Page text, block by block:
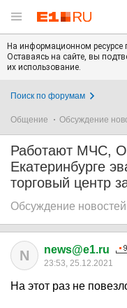
На информационном
Оставаясь на сайте, вы
их использование.
Поиск по форумам
Общение Обсуждение
Работают МЧС,
Екатеринбурге
торговый центр
Обсуждение новостей
N news@e1.ru
23:53, 25.12.2021
На этот раз не